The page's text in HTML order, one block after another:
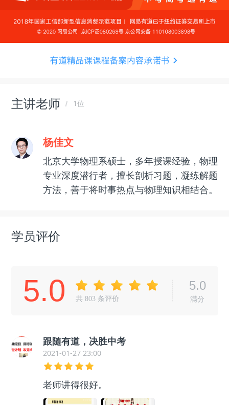
主讲老师 1位
杨佳文
北京大学物理系硕士，多年授课经验，物理
专业深度潜行者，擅长剖析习题，凝练解题
方法，善于将时事热点与物理知识相结合。
学员评价
5.0 共803 条评价
5.0
满分
跟随有道，决胜中考
2021-01-27 23:00
老师讲得很好。